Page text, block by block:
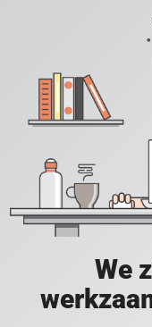
We